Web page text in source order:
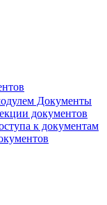
Документы
документов
к документам